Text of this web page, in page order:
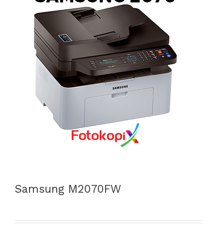
Samsung M2070FW